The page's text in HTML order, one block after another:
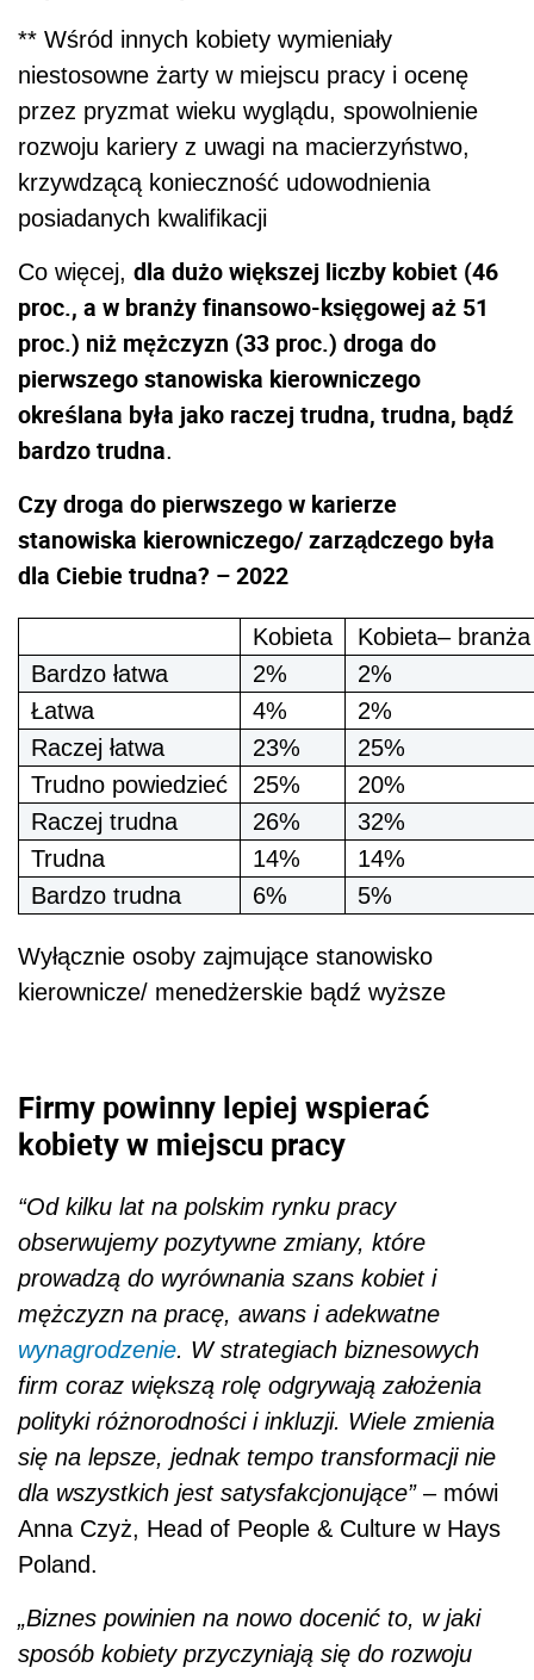
** Wśród innych kobiety wymieniały
niestosowne żarty w miejscu pracy i ocenę
przez pryzmat wieku wyglądu, spowolnienie
rozwoju kariery z uwagi na macierzyństwo,
krzywdzącą konieczność udowodnienia
posiadanych kwalifikacji
Co więcej, dla dużo większej liczby kobiet (46
proc., a w branży finansowo-księgowej aż 51
proc.) niż mężczyzn (33 proc.) droga do
pierwszego stanowiska kierowniczego
określana była jako raczej trudna, trudna, bądź
bardzo trudna.
Czy droga do pierwszego w karierze
stanowiska kierowniczego/ zarządczego była
dla Ciebie trudna? – 2022
Kobieta
Kobieta–
Bardzo łatwa
2%
2%
Łatwa
4%
2%
Raczej łatwa
23%
25%
Trudno powiedzieć
25%
20%
Raczej trudna
26%
32%
Trudna
14%
14%
Bardzo trudna
6% 5%
Wyłącznie osoby zajmujące stanowisko
kierownicze/ menedżerskie bądź wyższe
Firmy powinny lepiej wspierać
kobiety w miejscu pracy
“Od kilku lat na polskim rynku pracy
obserwujemy pozytywne zmiany, które
prowadzą do wyrównania szans kobiet i
mężczyzn na pracę, awans i adekwatne
wynagrodzenie. W strategiach biznesowych
firm coraz większą rolę odgrywają założenia
polityki różnorodności i inkluzji. Wiele zmienia
się na lepsze, jednak tempo transformacji nie
dla wszystkich jest satysfakcjonujące”– mówi
Anna Czyż, Head of People & Culture w Hays
Poland.
„Biznes powinien na nowo docenić to, w jaki
sposób kobiety przyczyniają się do rozwoju